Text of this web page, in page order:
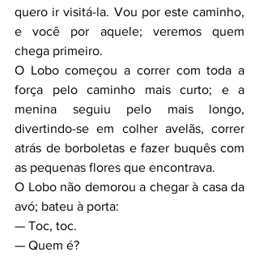
quero ir visitá-la. Vou por este caminho,
e você por aquele; veremos quem
chega primeiro.
O Lobo começou a correr com toda a
força pelo caminho mais curto; e a
menina seguiu pelo mais longo,
divertindo-se em colher avelãs, correr
atrás de borboletas e fazer buquês com
as pequenas flores que encontrava.
O Lobo não demorou a chegar à casa da
avó; bateu à porta:
— Toc, toc.
— Quem é?